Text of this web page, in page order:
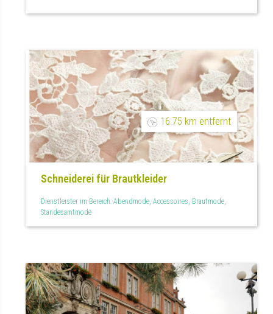
16.75 km entfernt
Schneiderei für Brautkleider
Dienstleister im Bereich: Abendmode, Accessoires, Brautmode,
Standesamtmode